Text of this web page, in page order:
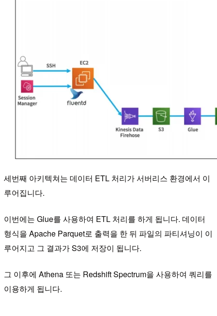
세번째 아키텍쳐는 데이터 ETL 처리가 서버리스 환경에서 이
루어집니다.
이번에는 Glue를 사용하여 ETL 처리를 하게 됩니다. 데이터
형식을 Apache Parquet로 출력을 한 뒤 파일의 파티셔닝이 이
루어지고 그 결과가 S3에 저장이 됩니다.
그 이후에 Athena 또는 Redshift Spectrum을 사용하여 쿼리를
이용하게 됩니다.